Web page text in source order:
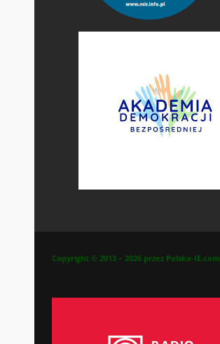
Copyright © 2013 – 2026 przez Polska-IE.com